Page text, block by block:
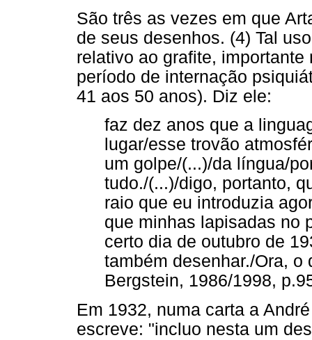
São três as vezes em que
de seus desenhos. (4) Tal
relativo ao grafite,
período de internação
41 aos 50 anos). Diz ele:
faz dez anos que a
lugar/esse trovão
um golpe/(...)/da língua/
tudo./(...)/digo, portanto,
raio que eu introduzia
que minhas lapisadas no
certo dia de outubro de
também desenhar./Ora, o
Bergstein, 1986/1998,
Em 1932, numa carta a
escreve: "incluo nesta um